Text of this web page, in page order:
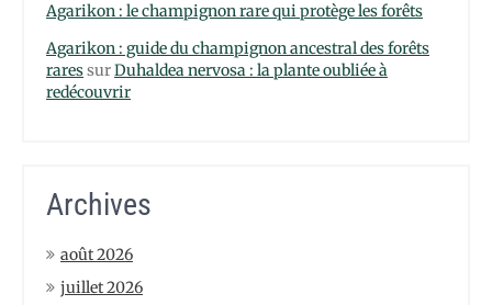
Agarikon : le champignon rare qui protège les forêts
Agarikon : guide du champignon ancestral des forêts
raressurDuhaldea nervosa : la plante oubliée à
redécouvrir
Archives
août 2026
juillet 2026